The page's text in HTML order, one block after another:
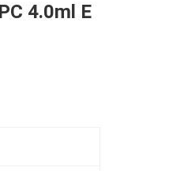
4.0ml E